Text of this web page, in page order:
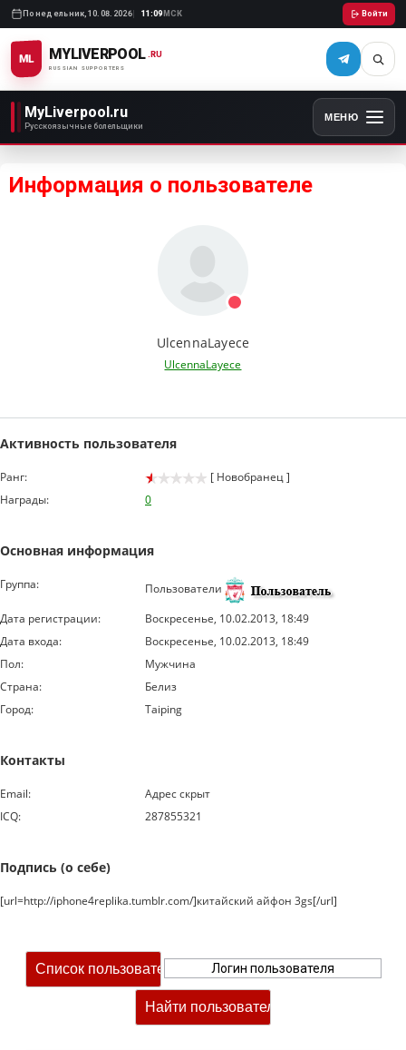
Понедельник, 10.08.2026 11:09 МСК Войти
ML MYLIVERPOOL
RUSSIAN SUPPORTERS
.RU
MyLiverpool.ru
Русскоязычные болельщики
МЕНЮ
Информация о пользователе
UlcennaLayece
UlcennaLayece
Активность пользователя
Ранг:
[ Новобранец ]
Награды:
0
Основная информация
Группа:
Пользователи
Дата регистрации:
Воскресенье, 10.02.2013, 18:49
Дата входа:
Воскресенье, 10.02.2013, 18:49
Пол:
Мужчина
Страна:
Белиз
Город:
Taiping
Контакты
Email:
Адрес скрыт
ICQ:
287855321
Подпись (о себе)
[url=http://iphone4replika.tumblr.com/]китайский айфон 3gs[/url]